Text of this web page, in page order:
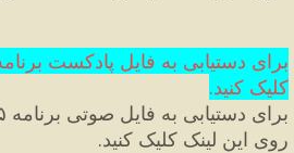
کلیک کنید.
برای دستیابی به فایل صوتی برنامه ۹۳۵ با فرمت
روی این لینک کلیک کنید.